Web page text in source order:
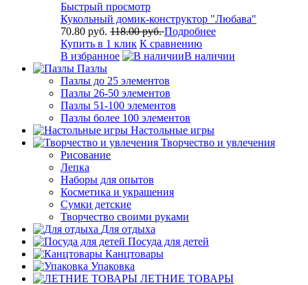
Быстрый просмотр
Кукольный домик-конструктор "Любава"
70.80 руб. 118.00 руб.Подробнее
Купить в 1 клик К сравнению
В избранное
В наличии
Пазлы
Пазлы до 25 элементов
Пазлы 26-50 элементов
Пазлы 51-100 элементов
Пазлы более 100 элементов
Настольные игры
Творчество и увлечения
Рисование
Лепка
Наборы для опытов
Косметика и украшения
Сумки детские
Творчество своими руками
Для отдыха
Посуда для детей
Канцтовары
Упаковка
ЛЕТНИЕ ТОВАРЫ